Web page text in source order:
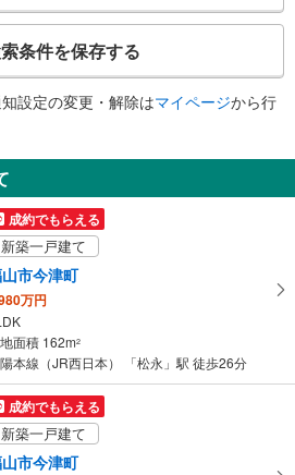
条件を保存する
設定の変更・解除はマイページから行
成約でもらえる
新築一戸建て
市今津町
万円
面積 162m2
本線（JR西日本） 「松永」駅 徒歩26分
成約でもらえる
新築一戸建て
市今津町